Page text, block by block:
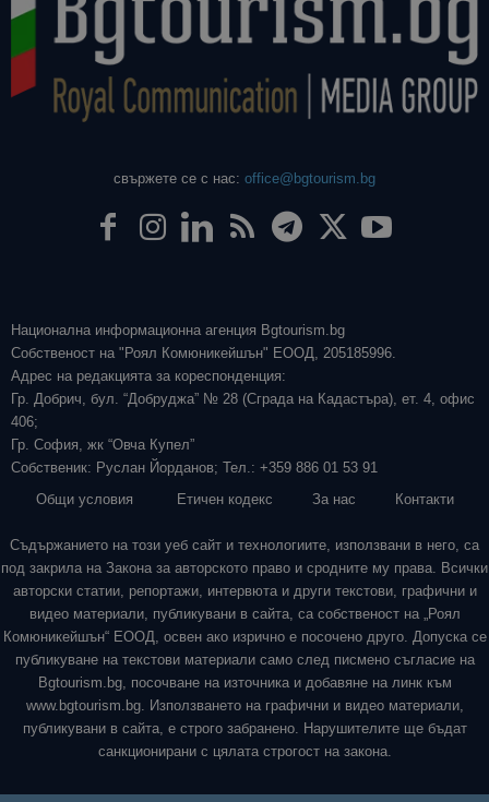
свържете се с нас: office@bgtourism.bg
Национална информационна агенция Bgtourism.bg
Собственост на "Роял Комюникейшън" ЕООД, 205185996.
Адрес на редакцията за кореспонденция:
Гр. Добрич, бул. “Добруджа” № 28 (Сграда на Кадастъра), ет. 4, офис
406;
Гр. София, жк “Овча Купел”
Собственик: Руслан Йорданов; Тел.: +359 886 01 53 91
Общи условия
Етичен кодекс За нас Контакти
Съдържанието на този уеб сайт и технологиите, използвани в него, са
под закрила на Закона за авторското право и сродните му права. Всички
авторски статии, репортажи, интервюта и други текстови, графични и
видео материали, публикувани в сайта, са собственост на „Роял
Комюникейшън“ ЕООД, освен ако изрично е посочено друго. Допуска се
публикуване на текстови материали само след писмено съгласие на
Bgtourism.bg, посочване на източника и добавяне на линк към
www.bgtourism.bg. Използването на графични и видео материали,
публикувани в сайта, е строго забранено. Нарушителите ще бъдат
санкционирани с цялата строгост на закона.